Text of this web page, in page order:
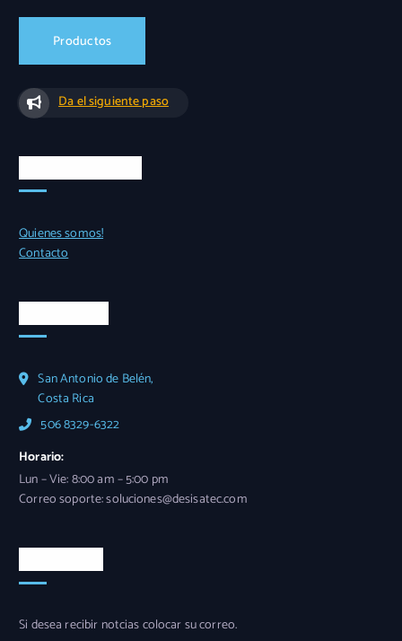
Productos
Da el siguiente paso
Quienes somos!
Contacto
San Antonio de Belén,
Costa Rica
506 8329-6322
Horario:
Lun – Vie: 8:00 am – 5:00 pm
Correo soporte: soluciones@desisatec.com
Si desea recibir notcias colocar su correo.